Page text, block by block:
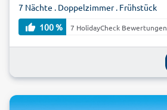
7 Nächte . Doppelzimmer . Frühstück
100 %
7 HolidayCheck Bewertungen